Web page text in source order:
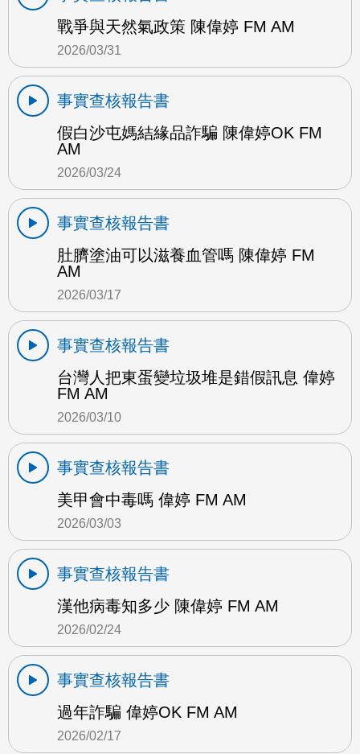
戰爭與天然氣政策 陳偉婷 FM AM
2026/03/31
事實查核報告書
假白沙屯媽結緣品詐騙 陳偉婷OK FM
AM
2026/03/24
事實查核報告書
肚臍塗油可以滋養血管嗎 陳偉婷 FM
AM
2026/03/17
事實查核報告書
台灣人把東蛋變垃圾堆是錯假訊息 偉婷
FM AM
2026/03/10
事實查核報告書
美甲會中毒嗎 偉婷 FM AM
2026/03/03
事實查核報告書
漢他病毒知多少 陳偉婷 FM AM
2026/02/24
事實查核報告書
過年詐騙 偉婷OK FM AM
2026/02/17